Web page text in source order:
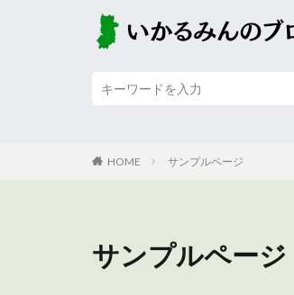
HOME サンプルページ
サンプルページ